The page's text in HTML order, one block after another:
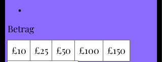
Betrag
£10
£25 £50 £100
£150